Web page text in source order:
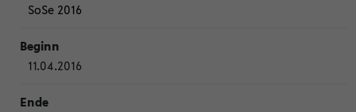
SoSe 2016
11.04.2016